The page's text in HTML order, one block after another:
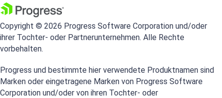
Copyright © 2026 Progress Software Corporation und/oder
ihrer Tochter- oder Partnerunternehmen. Alle Rechte
vorbehalten.
Progress und bestimmte hier verwendete Produktnamen sind
Marken oder eingetragene Marken von Progress Software
Corporation und/oder von ihren Tochter- oder